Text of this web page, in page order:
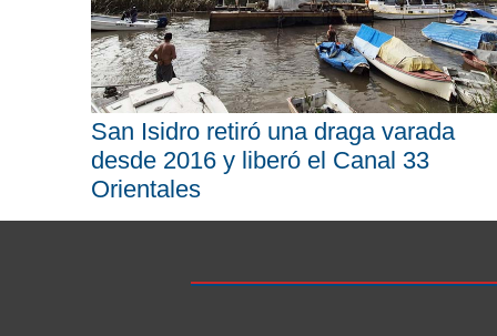
San Isidro retiró una draga varada
desde 2016 y liberó el Canal 33
Orientales